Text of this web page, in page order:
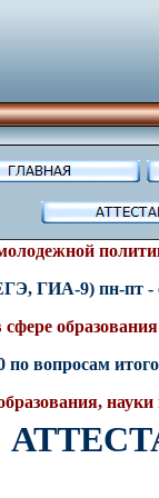
ГИА-9) пн-пт -
образования
по вопросам